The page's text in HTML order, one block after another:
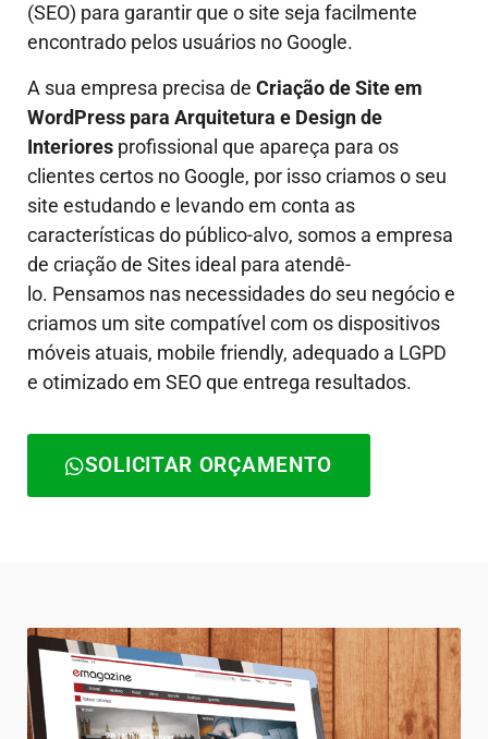
(SEO) para garantir que o site seja facilmente
encontrado pelos usuários no Google.
A sua empresa precisa de Criação de Site em
WordPress para Arquitetura e Design de
Interiores profissional que apareça para os
clientes certos no Google, por isso criamos o seu
site estudando e levando em conta as
características do público-alvo, somos a empresa
de criação de Sites ideal para atendê-
lo. Pensamos nas necessidades do seu negócio e
criamos um site compatível com os dispositivos
móveis atuais, mobile friendly, adequado a LGPD
e otimizado em SEO que entrega resultados.
SOLICITAR ORÇAMENTO